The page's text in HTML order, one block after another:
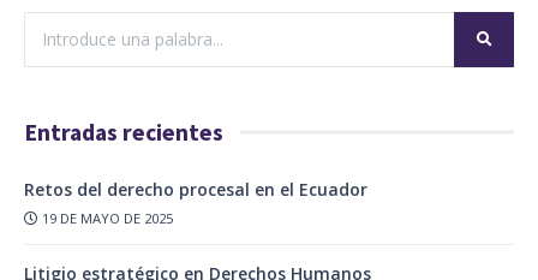
Entradas recientes
Retos del derecho procesal en el Ecuador
19 DE MAYO DE 2025
Litigio estratégico en Derechos Humanos